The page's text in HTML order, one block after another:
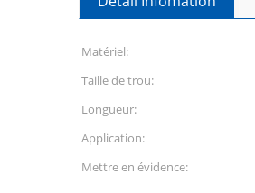
Matériel:
Taille de trou:
Longueur:
Application:
Mettre en évidence: